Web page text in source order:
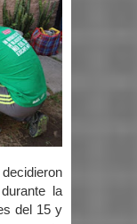
la
del 15 y